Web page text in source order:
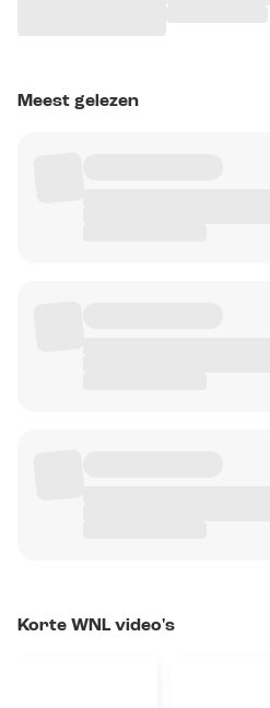
Meest gelezen
Korte WNL video's